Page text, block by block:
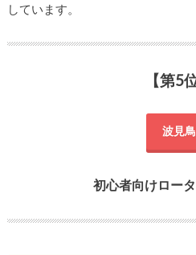
しています。
【第5
波見鳥
初心者向けロー